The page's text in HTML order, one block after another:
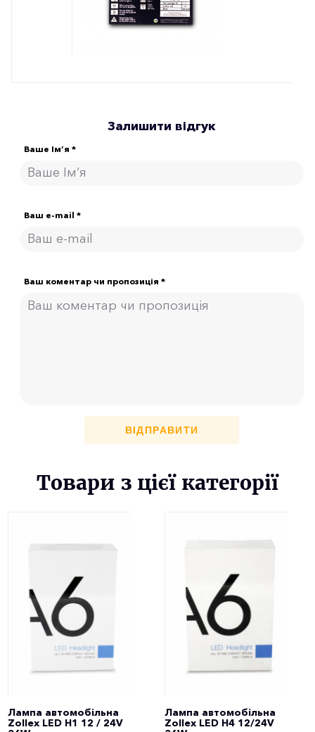
Залишити відгук
Ваше Ім’я *
Ваш e-mail *
Ваш коментар чи пропозиція *
ВІДПРАВИТИ
Товари з цієї категорії
Лампа автомобільна
Zollex LED H1 12 / 24V
Лампа автомобільна
Zollex LED H4 12/24V